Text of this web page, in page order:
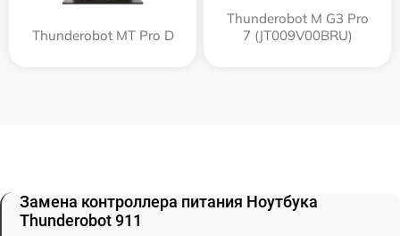
Thunderobot MT Pro D
Thunderobot M G3 Pro
7 (JT009V00BRU)
Замена контроллера питания Ноутбука
Thunderobot 911